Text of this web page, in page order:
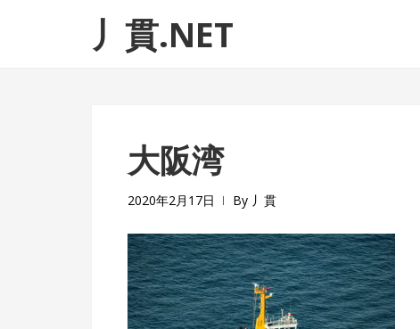
ゲ
テ丿貫.NET
大阪湾
2020年2月17日 By 丿貫